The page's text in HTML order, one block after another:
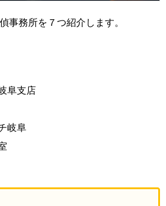
事務所を７つ紹介します。
阜支店
岐阜